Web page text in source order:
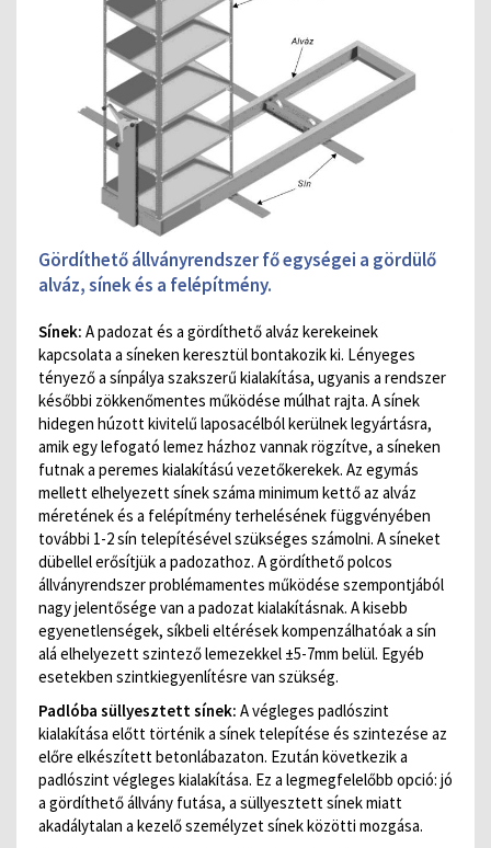
Gördíthető állványrendszer fő egységei a gördülő
alváz, sínek és a felépítmény.
Sínek: A padozat és a gördíthető alváz kerekeinek
kapcsolata a síneken keresztül bontakozik ki. Lényeges
tényező a sínpálya szakszerű kialakítása, ugyanis a rendszer
későbbi zökkenőmentes működése múlhat rajta. A sínek
hidegen húzott kivitelű laposacélból kerülnek legyártásra,
amik egy lefogató lemez házhoz vannak rögzítve, a síneken
futnak a peremes kialakítású vezetőkerekek. Az egymás
mellett elhelyezett sínek száma minimum kettő az alváz
méretének és a felépítmény terhelésének függvényében
további 1-2 sín telepítésével szükséges számolni. A síneket
dübellel erősítjük a padozathoz. A gördíthető polcos
állványrendszer problémamentes működése szempontjából
nagy jelentősége van a padozat kialakításnak. A kisebb
egyenetlenségek, síkbeli eltérések kompenzálhatóak a sín
alá elhelyezett szintező lemezekkel ±5-7mm belül. Egyéb
esetekben szintkiegyenlítésre van szükség.
Padlóba süllyesztett sínek: A végleges padlószint
kialakítása előtt történik a sínek telepítése és szintezése az
előre elkészített betonlábazaton. Ezután következik a
padlószint végleges kialakítása. Ez a legmegfelelőbb opció: jó
a gördíthető állvány futása, a süllyesztett sínek miatt
akadálytalan a kezelő személyzet sínek közötti mozgása.